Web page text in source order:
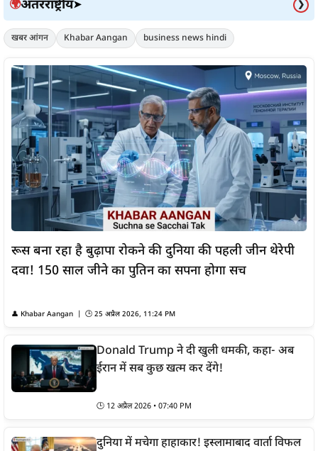
🌍अंतरराष्ट्रीय➤ ❯
खबर आंगन Khabar Aangan business news hindi
रूस बना रहा है बुढ़ापा रोकने की दुनिया की पहली जीन थेरेपी
दवा! 150 साल जीने का पुतिन का सपना होगा सच
👤 Khabar Aangan | 🕒 25 अप्रैल 2026, 11:24 PM
Donald Trump ने दी खुली धमकी, कहा- अब
ईरान में सब कुछ खत्म कर देंगे!
🕒 12 अप्रैल 2026 • 07:40 PM
दुनिया में मचेगा हाहाकार! इस्लामाबाद वार्ता विफल